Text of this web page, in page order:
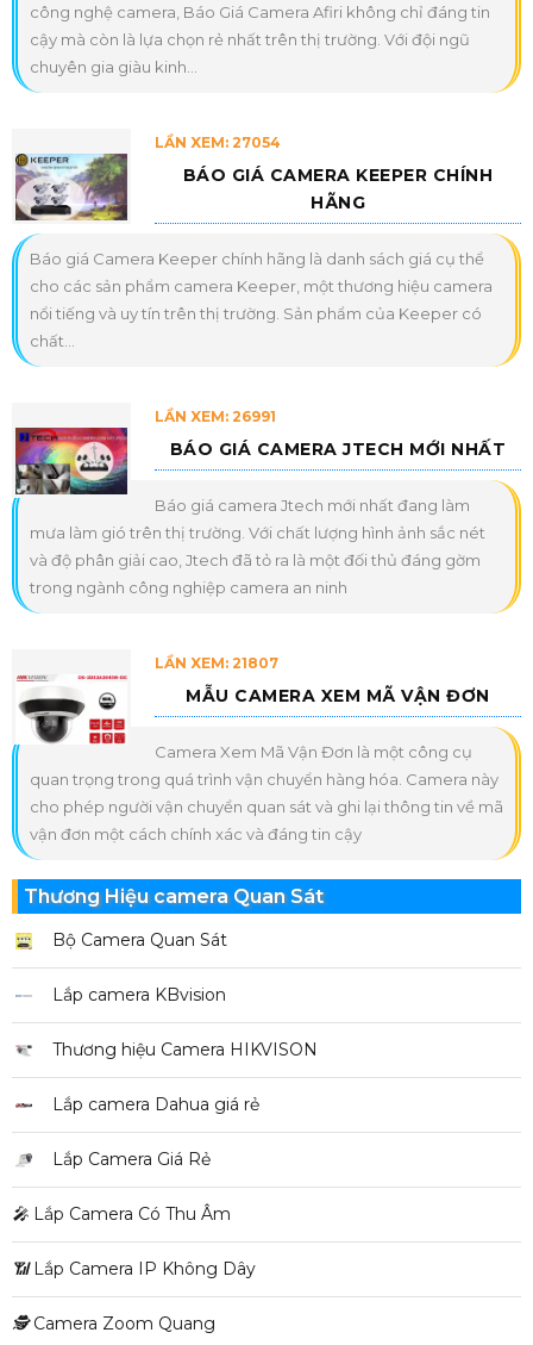
công nghệ camera, Báo Giá Camera Afiri không chỉ đáng tin
cậy mà còn là lựa chọn rẻ nhất trên thị trường. Với đội ngũ
chuyên gia giàu kinh...
LẦN XEM: 27054
BÁO GIÁ CAMERA KEEPER CHÍNH
HÃNG
Báo giá Camera Keeper chính hãng là danh sách giá cụ thể
cho các sản phẩm camera Keeper, một thương hiệu camera
nổi tiếng và uy tín trên thị trường. Sản phẩm của Keeper có
chất...
LẦN XEM: 26991
BÁO GIÁ CAMERA JTECH MỚI NHẤT
Báo giá camera Jtech mới nhất đang làm
mưa làm gió trên thị trường. Với chất lượng hình ảnh sắc nét
và độ phân giải cao, Jtech đã tỏ ra là một đối thủ đáng gờm
trong ngành công nghiệp camera an ninh
LẦN XEM: 21807
MẪU CAMERA XEM MÃ VẬN ĐƠN
Camera Xem Mã Vận Đơn là một công cụ
quan trọng trong quá trình vận chuyển hàng hóa. Camera này
cho phép người vận chuyển quan sát và ghi lại thông tin về mã
vận đơn một cách chính xác và đáng tin cậy
Thương Hiệu camera Quan Sát
Bộ Camera Quan Sát
Lắp camera KBvision
Thương hiệu Camera HIKVISON
Lắp camera Dahua giá rẻ
Lắp Camera Giá Rẻ
️🎤️ Lắp Camera Có Thu Âm
📶 Lắp Camera IP Không Dây
🕵️Camera Zoom Quang